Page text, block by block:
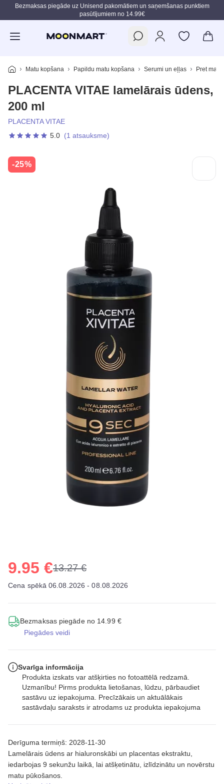
Pāriet uz galveno saturu
Bezmaksas piegāde uz Unisend pakomātiem un saņemšanas punktiem
pasūtījumiem no 14.99€
Matu kopšana Papildu matu kopšana Serumi un eļļas Pret
PLACENTA VITAE lamelārais ūdens,
200 ml
PLACENTA VITAE
5.0 (1 atsauksme)
-25%
9.95 €13.27 €
Cena spēkā 06.08.2026 - 08.08.2026
Bezmaksas piegāde no 14.99 €
Piegādes veidi
Derīguma termiņš: 2028-11-30
Lamelārais ūdens ar hialuronskābi un placentas ekstraktu,
iedarbojas 9 sekunžu laikā, lai atšķetinātu, izlīdzinātu un novērstu
matu pūkošanos.
Svarīga informācija
Produkta izskats var atšķirties no fotoattēlā redzamā.
Uzmanību! Pirms produkta lietošanas, lūdzu, pārbaudiet
sastāvu uz iepakojuma. Precīzākais un aktuālākais
sastāvdaļu saraksts ir atrodams uz produkta iepakojuma